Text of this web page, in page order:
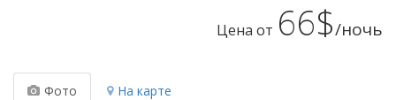
Цена от 66$/ночь
Фото На карте